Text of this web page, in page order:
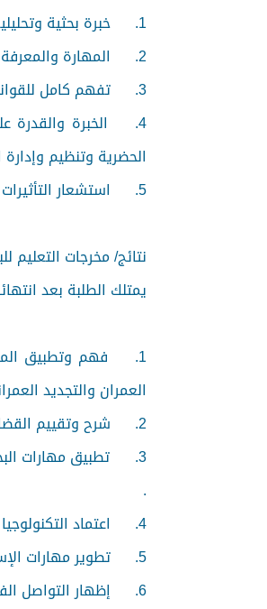
1.
خبرة بحثية
2.
المهارة
3.
تفهم كامل
4.
الخبرة
الحضرية وتنظيم وإدارة
5.
استشعار
نتائج/ مخرجات التعليم
يمتلك الطلبة بعد
1.
فهم وتطبيق
العمران والتجديد
2.
شرح وتقييم
3.
تطبيق مهارات
.
4.
اعتماد
5.
تطوير مهارات
6.
إظهار التواصل